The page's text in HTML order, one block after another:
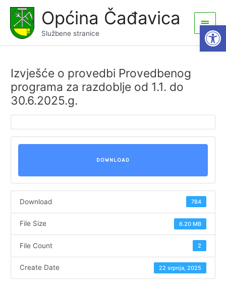
content
Općina Čađavica
Službene stranice
Main
Menu
Izvješće o provedbi Provedbenog
programa za razdoblje od 1.1. do
30.6.2025.g.
DOWNLOAD
Download 784
File Size 6.20 MB
File Count 2
Create Date 22 srpnja, 2025